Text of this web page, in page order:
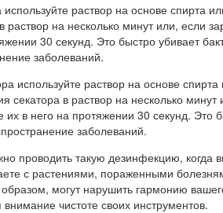
раствор на основе спирта
раствор на несколько минут или, если
30 секунд. Это быстро убивает
заболеваний.
проводить такую дезинфекцию, когда
с растениями, пораженными
могут нарушить гармонию
чистоте своих инструментов.